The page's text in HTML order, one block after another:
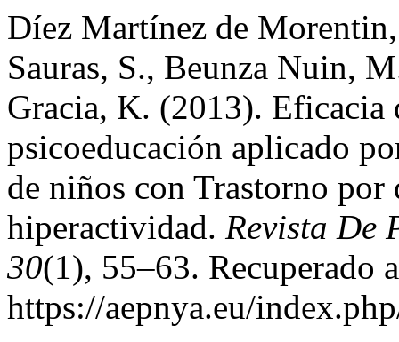
Díez Martínez de
Sauras, S., Beunza Nuin,
Gracia, K. (2013). Eficacia
psicoeducación aplicado
de niños con Trastorno
hiperactividad. Revista De
30(1), 55–63. Recuperado
https://aepnya.eu/